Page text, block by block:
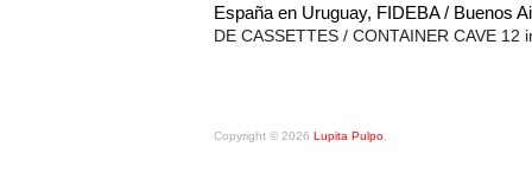
España en Uruguay, FIDEBA / Buenos
DE CASSETTES / CONTAINER CAVE
Copyright © 2026 Lupita Pulpo